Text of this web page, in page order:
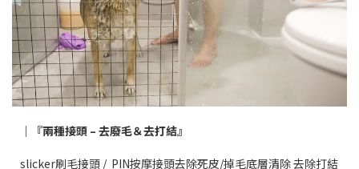
｜『兩種接頭 – 去廢毛＆去打結』
slicker刷毛接頭 / PIN按摩接頭去除死皮/掉毛底層清除 去除打結